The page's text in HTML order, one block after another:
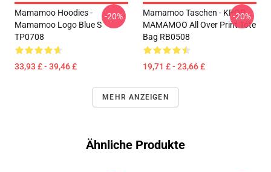
Mamamoo Hoodies -
Mamamoo Logo Blue S
TP0708
33,93 £ - 39,46 £
-20%
Mamamoo Taschen - KPOP
MAMAMOO All Over Print Tote
Bag RB0508
19,71 £ - 23,66 £
-20%
MEHR ANZEIGEN
Ähnliche Produkte